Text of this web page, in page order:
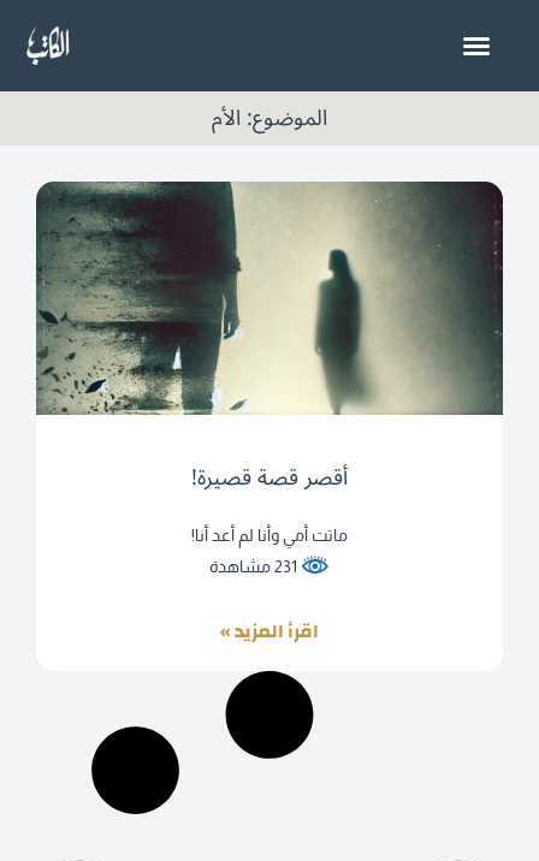
الموضوع: الأم
أقصر قصة قصيرة!
ماتت أمي وأنا لم أعد أنا!
اقرأ المزيد »